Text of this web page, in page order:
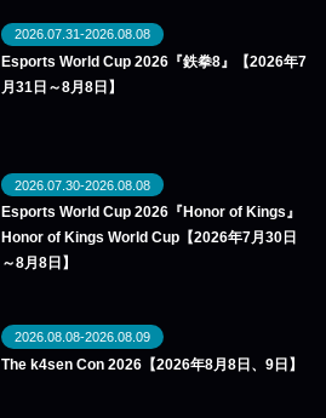
2026.07.31-2026.08.08
Esports World Cup 2026『鉄拳8』【2026年7
月31日～8月8日】
2026.07.30-2026.08.08
Esports World Cup 2026『Honor of Kings』
Honor of Kings World Cup【2026年7月30日
～8月8日】
2026.08.08-2026.08.09
The k4sen Con 2026【2026年8月8日、9日】